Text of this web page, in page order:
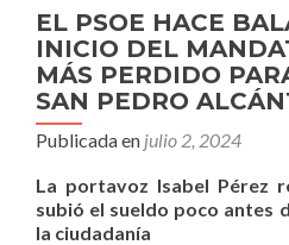
EL PSOE HACE
INICIO DEL
MÁS PERDIDO
SAN PEDRO
Publicada en julio 2, 2024
La portavoz Isabel Pérez
subió el sueldo poco antes
la ciudadanía